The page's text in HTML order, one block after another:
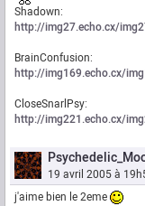
Shadown:
http://img27.echo.cx/
BrainConfusion:
http://img169.echo.cx/
CloseSnarlPsy:
http://img221.echo.cx/
19 avril 2005 à
j'aime bien le 2eme